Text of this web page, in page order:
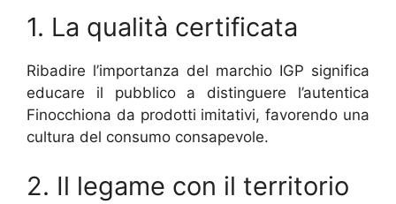
1. La qualità certificata
Ribadire l’importanza del marchio IGP significa
educare il pubblico a distinguere l’autentica
Finocchiona da prodotti imitativi, favorendo una
cultura del consumo consapevole.
2. Il legame con il territorio